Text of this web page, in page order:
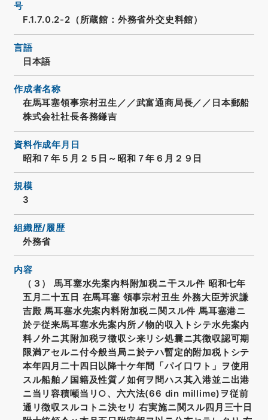
号
F.1.7.0.2-2（所蔵館：外務省外交史料館）
言語
日本語
作成者名称
在馬耳塞領事宗村丑生／／武富通商局長／／日本郵船
株式会社社長各務鎌吉
資料作成年月日
昭和７年５月２５日～昭和７年６月２９日
規模
3
組織歴/履歴
外務省
内容
（３） 馬耳塞水先案内料附加税ニ干スル件 昭和七年
五月二十五日 在馬耳塞 領事宗村丑生 外務大臣芳沢謙
吉殿 馬耳塞水先案内料附加税ニ関スル件 馬耳塞港ニ
於テ従来馬耳塞水先案内所ノ物的収入トシテ水先案内
料ノ外ニ其附加税ヲ徴収シ来リシ処曩ニ其徴収認可期
限満アセルニ付今般当局ニ於テハ暫定的附加税トシテ
本年四月二十四日以降十ケ年間「パイ口ワト」ヲ使用
スル船舶ノ国籍及性質ノ如何ヲ問ハス其入港並ニ出港
ニ当リ容積噸当リ○、六六法(66 din millime)ヲ従前
通リ徴収スルコトニ決セリ 右実施ニ関スル四月三十日